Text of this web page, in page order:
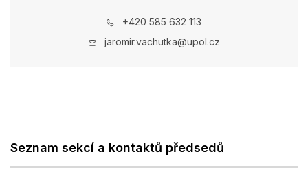
+420 585 632 113
jaromir.vachutka@upol.cz
Seznam sekcí a kontaktů předsedů